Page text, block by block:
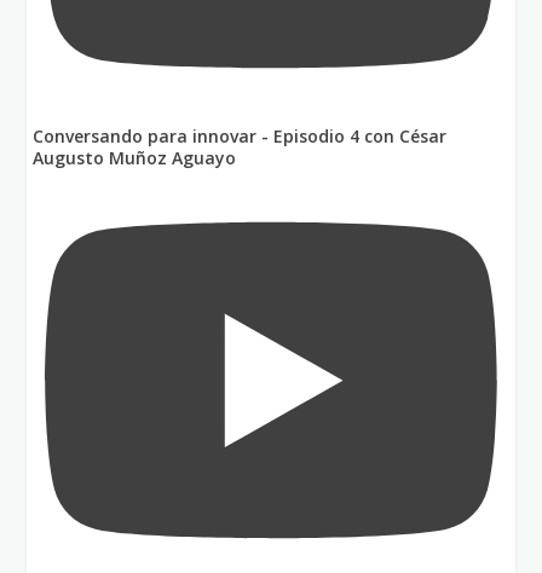
Conversando para innovar - Episodio 4 con César
Augusto Muñoz Aguayo